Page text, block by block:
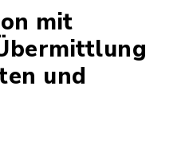
mit
und